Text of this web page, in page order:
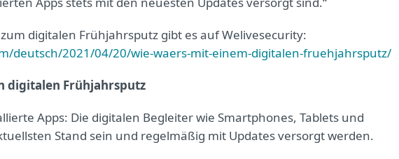
digitalen Frühjahrsputz gibt es auf Welivesecurity:
deutsch/2021/04/20/wie-waers-mit-einem-digitalen-fruehjahrsputz/
digitalen Frühjahrsputz
Apps: Die digitalen Begleiter wie Smartphones, Tablets und
Stand sein und regelmäßig mit Updates versorgt werden.